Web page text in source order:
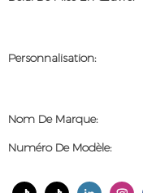
Personnalisation:
Nom De Marque:
Numéro De Modèle: